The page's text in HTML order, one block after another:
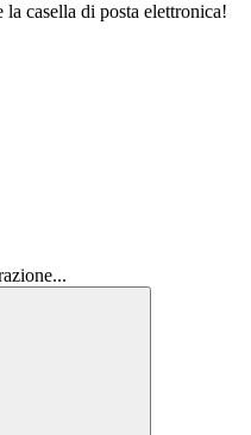
casella di posta elettronica!